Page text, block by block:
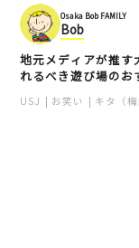
Osaka Bob FAMILY
Bob
地元メディアが推
れるべき遊び場の
USJ お笑い キタ（梅